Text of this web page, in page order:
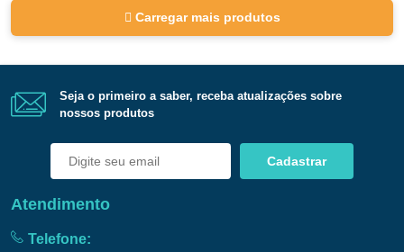
Carregar mais produtos
Seja o primeiro a saber, receba atualizações sobre
nossos produtos
Cadastrar
Atendimento
Telefone: